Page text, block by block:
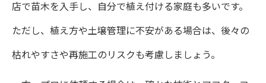
店で苗木を入手し、自分で植え付ける家庭も多いです。
ただし、植え方や土壌管理に不安がある場合は、後々の
枯れやすさや再施工のリスクも考慮しましょう。